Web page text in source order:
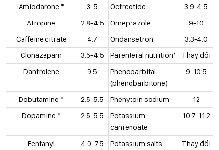
Amiodarone * 3-5 Octreotide
3.9-4.5
Atropine
2.8-4.5 Omeprazole
9-10
Caffeine citrate
4.7 Ondansetron
3.3-4.0
Clonazepam
3.5-4.5 Parenteral nutrition*
Thay đổi
Dantrolene
9.5
Phenobarbital
(phenobarbitone)
9-10.5
Dobutamine * 2.5-5.5 Phenytoin sodium
12
Dopamine *
2.5-5.5
Potassium
canrenoate
10.7-11.2
Fentanyl 4.0-7.5
Potassium salts
Thay đổi